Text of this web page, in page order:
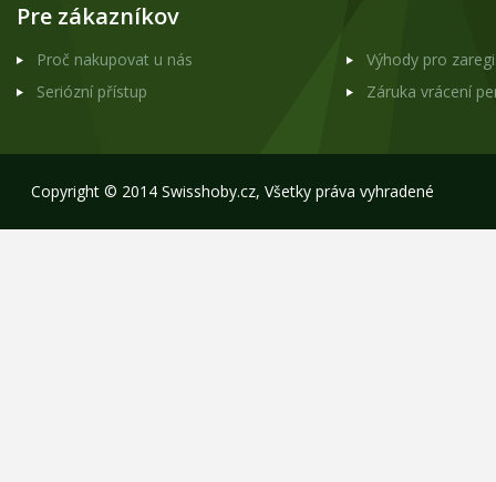
Pre zákazníkov
Proč nakupovat u nás
Výhody pro
Seriózní přístup
Záruka vrácení
Copyright © 2014 Swisshoby.cz, Všetky práva vyhradené